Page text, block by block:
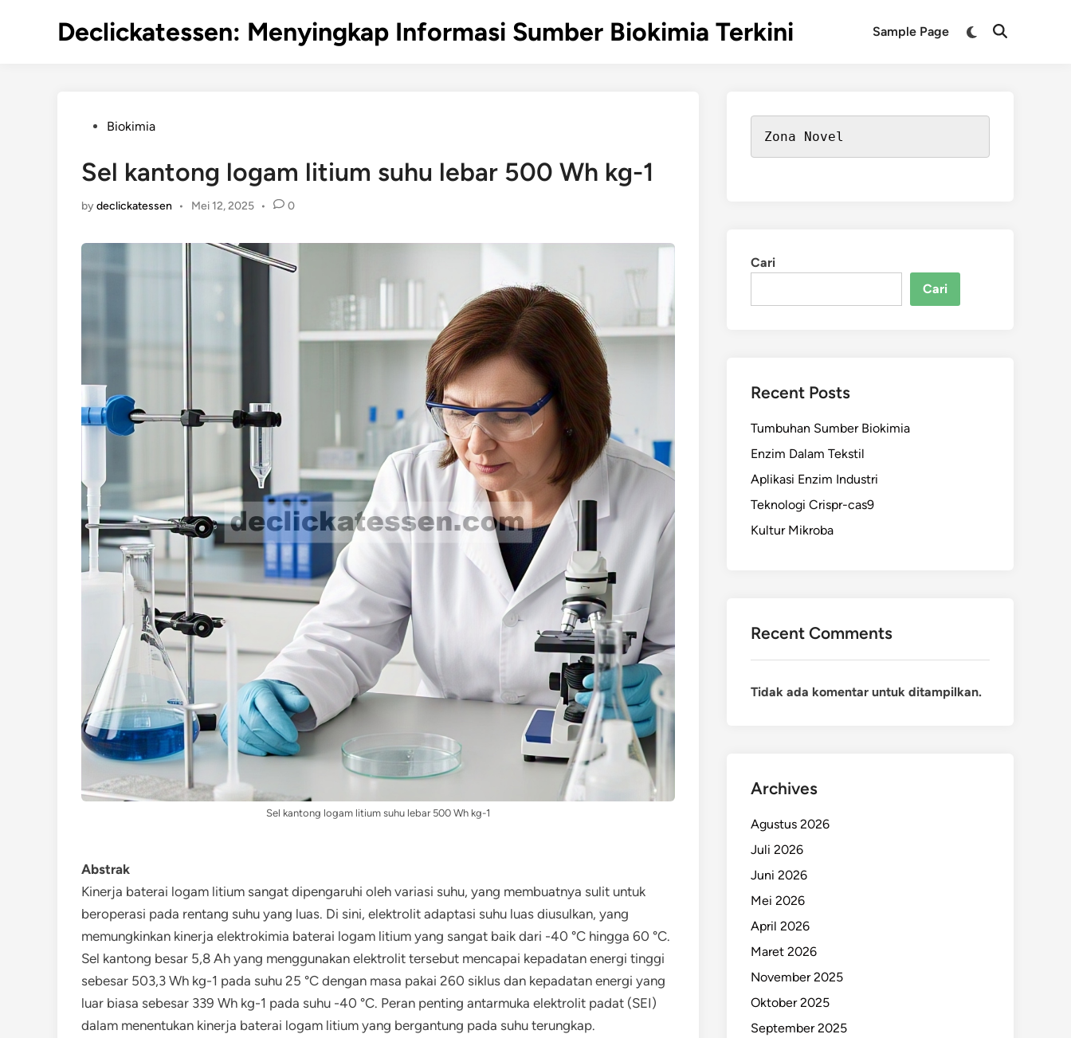
Declickatessen: Menyingkap Informasi Sumber Biokimia Terkini Sample Page
Switch
Open
PostedBiokimia
Sel kantong logam litium suhu lebar 500 Wh kg-1
bydeclickatessen • Mei 12, 2025 • 0
Sel kantong logam litium suhu lebar 500 Wh kg-1
Abstrak
Kinerja baterai logam litium sangat dipengaruhi oleh variasi suhu, yang membuatnya sulit untuk
beroperasi pada rentang suhu yang luas. Di sini, elektrolit adaptasi suhu luas diusulkan, yang
memungkinkan kinerja elektrokimia baterai logam litium yang sangat baik dari -40 °C hingga 60 °C.
Sel kantong besar 5,8 Ah yang menggunakan elektrolit tersebut mencapai kepadatan energi tinggi
sebesar 503,3 Wh kg-1 pada suhu 25 °C dengan masa pakai 260 siklus dan kepadatan energi yang
luar biasa sebesar 339 Wh kg-1 pada suhu -40 °C. Peran penting antarmuka elektrolit padat (SEI)
dalam menentukan kinerja baterai logam litium yang bergantung pada suhu terungkap.
Zona Novel
Cari
Cari
Recent Posts
Tumbuhan Sumber Biokimia
Enzim Dalam Tekstil
Aplikasi Enzim Industri
Teknologi Crispr-cas9
Kultur Mikroba
Recent Comments
Tidak ada komentar untuk ditampilkan.
Archives
Agustus 2026
Juli 2026
Juni 2026
Mei 2026
April 2026
Maret 2026
November 2025
Oktober 2025
September 2025